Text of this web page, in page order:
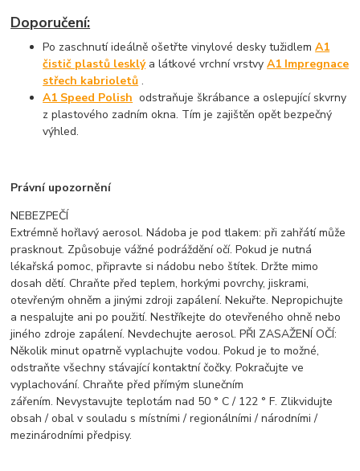
Doporučení:
Po zaschnutí ideálněošetřte vinylové desky tužidlemA1
čistič plastů lesklýa látkové vrchní vrstvyA1 Impregnace
střech kabrioletů .
A1 Speed Polish odstraňuje škrábance a oslepující skvrny
z plastového zadním okna. Tím je zajištěn opět bezpečný
výhled.
Právní upozornění
NEBEZPEČÍ
Extrémně hořlavý aerosol. Nádoba je pod tlakem: při zahřátí může
prasknout. Způsobuje vážné podráždění očí. Pokud je nutná
lékařská pomoc, připravte si nádobu nebo štítek. Držte mimo
dosah dětí. Chraňte před teplem, horkými povrchy, jiskrami,
otevřeným ohněm a jinými zdroji zapálení. Nekuřte. Nepropichujte
a nespalujte ani po použití. Nestříkejte do otevřeného ohně nebo
jiného zdroje zapálení. Nevdechujte aerosol. PŘI ZASAŽENÍ OČÍ:
Několik minut opatrně vyplachujte vodou. Pokud je to možné,
odstraňte všechny stávající kontaktní čočky. Pokračujte ve
vyplachování. Chraňte před přímým slunečním
zářením. Nevystavujte teplotám nad 50 ° C / 122 ° F. Zlikvidujte
obsah / obal v souladu s místními / regionálními / národními /
mezinárodními předpisy.